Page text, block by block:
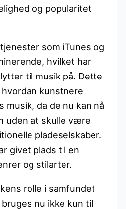
og popularitet
som iTunes og
hvilket har
til musik på. Dette
kunstnere
da de nu kan nå
uden at skulle være
pladeselskaber.
givet plads til en
og stilarter.
rolle i samfundet
nu ikke kun til